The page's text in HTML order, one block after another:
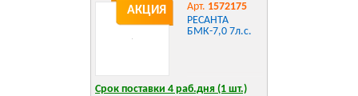
АКЦИЯ Арт. 1572175
РЕСАНТА
БМК-7,0 7л.с.
Срок поставки 4 раб.дня (1 шт.)